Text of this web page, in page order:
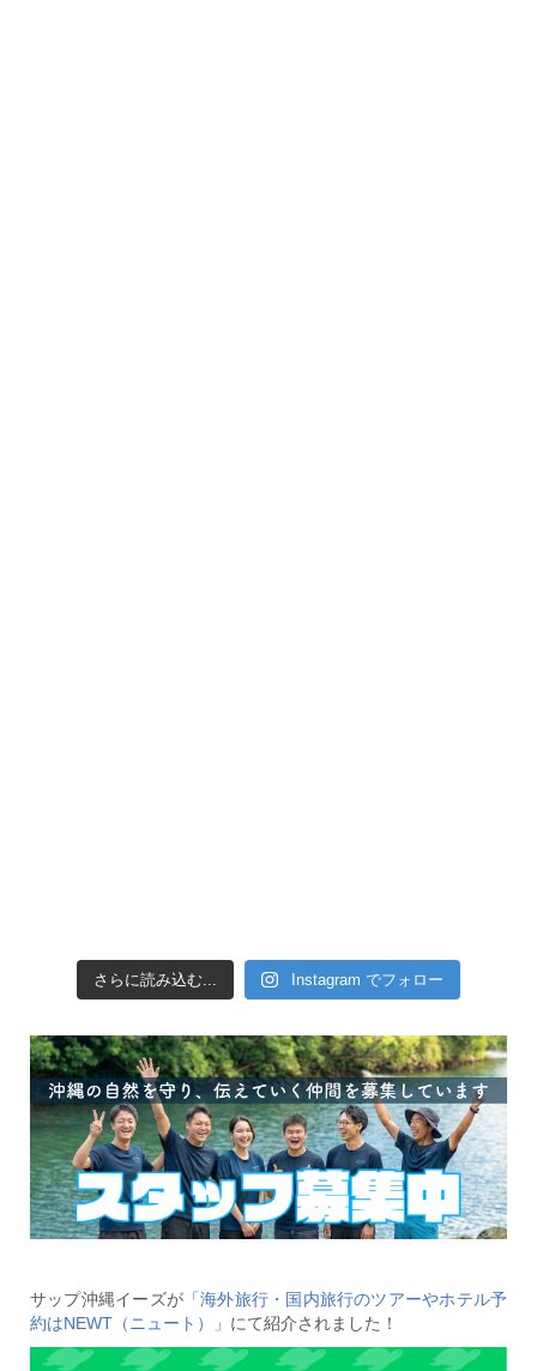
さらに読み込む... Instagram でフォロー
サップ沖縄イーズが 「海外旅行・国内旅行のツアーやホテル予
約はNEWT（ニュート）」 にて紹介されました！